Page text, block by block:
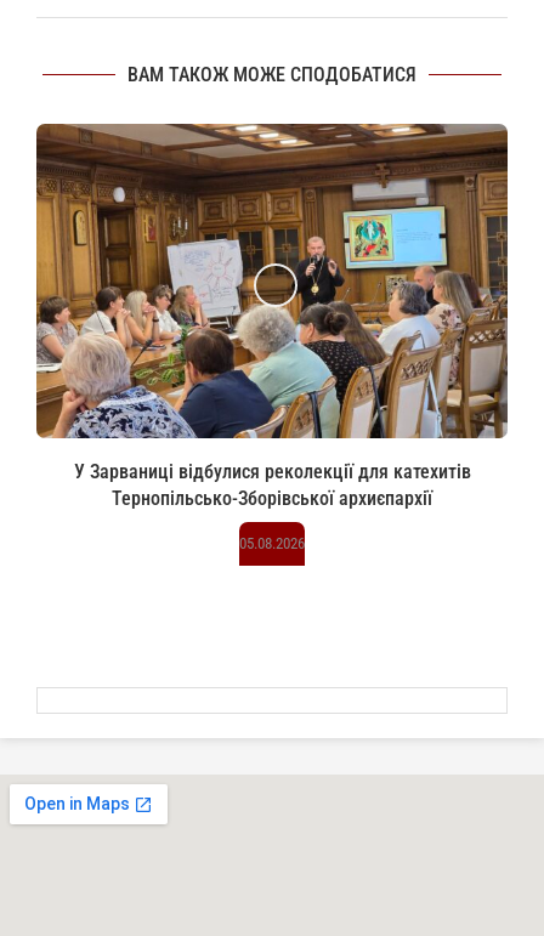
ВАМ ТАКОЖ МОЖЕ СПОДОБАТИСЯ
У Зарваниці відбулися реколекції для катехитів
Тернопільсько-Зборівської архиєпархії
05.08.2026